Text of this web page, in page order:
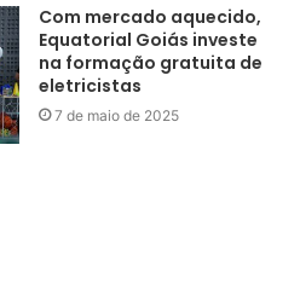
Com mercado aquecido,
Equatorial Goiás investe
na formação gratuita de
eletricistas
7 de maio de 2025